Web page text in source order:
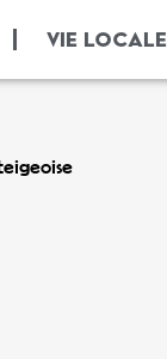
VIE LOCALE